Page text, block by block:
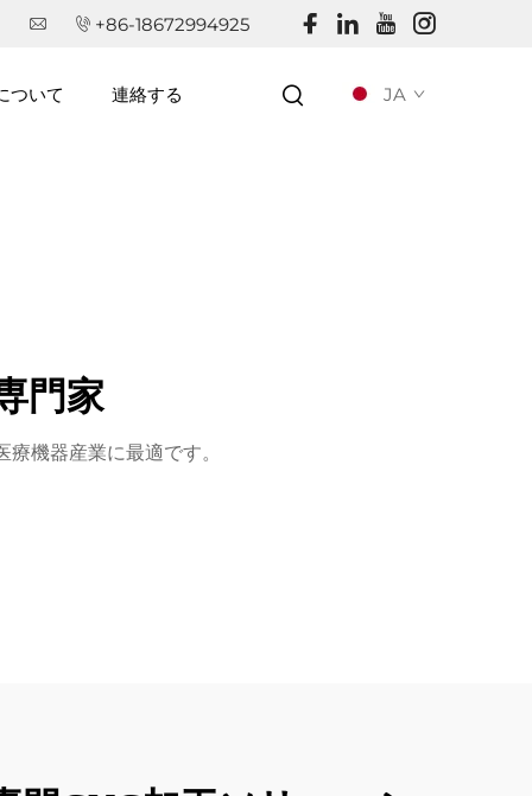
+86-18672994925
ついて 連絡する JA
門家
機器産業に最適です。